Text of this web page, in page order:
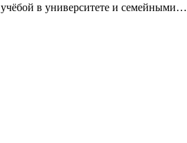
в университете и семейными…